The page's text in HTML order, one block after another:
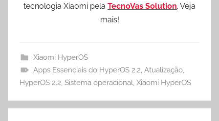
tecnologia Xiaomi pela TecnoVas Solution. Veja
mais!
Xiaomi HyperOS
Apps Essenciais do HyperOS 2.2, Atualização,
HyperOS 2.2, Sistema operacional, Xiaomi HyperOS